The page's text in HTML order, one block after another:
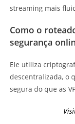
streaming mais
Como o
segurança
Ele utiliza
descentralizada, o
segura do que as